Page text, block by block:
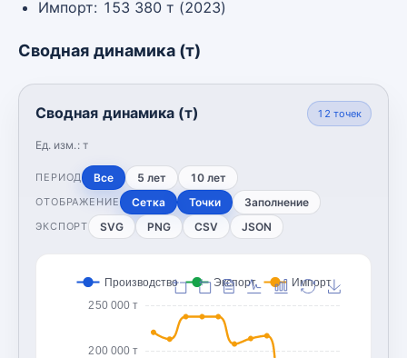
Импорт: 153 380 т (2023)
Сводная динамика (т)
Сводная динамика (т)
Ед. изм.: т
12 точек
ПЕРИОД Все 5 лет 10 лет
ОТОБРАЖЕНИЕ Сетка Точки Заполнение
ЭКСПОРТ SVG PNG CSV JSON
200 000 т
250 000 т
Производство Экспорт Импорт